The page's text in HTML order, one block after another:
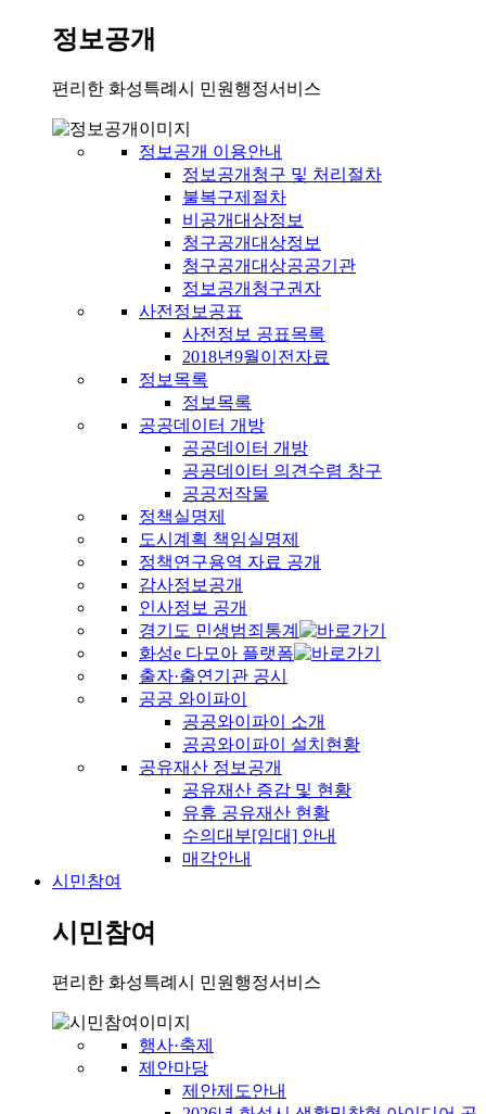
정보공개
편리한 화성특례시 민원행정서비스
정보공개 이용안내
정보공개청구 및 처리절차
불복구제절차
비공개대상정보
청구공개대상정보
청구공개대상공공기관
정보공개청구권자
사전정보공표
사전정보 공표목록
2018년9월이전자료
정보목록
정보목록
공공데이터 개방
공공데이터 개방
공공데이터 의견수렴 창구
공공저작물
정책실명제
도시계획 책임실명제
정책연구용역 자료 공개
감사정보공개
인사정보 공개
경기도 민생범죄통계
화성e 다모아 플랫폼
출자·출연기관 공시
공공 와이파이
공공와이파이 소개
공공와이파이 설치현황
공유재산 정보공개
공유재산 증감 및 현황
유휴 공유재산 현황
수의대부[임대] 안내
매각안내
시민참여
시민참여
편리한 화성특례시 민원행정서비스
행사·축제
제안마당
제안제도안내